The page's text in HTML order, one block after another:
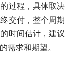
过程，具体取决
交付，整个周期
时间估计，建议
需求和期望。